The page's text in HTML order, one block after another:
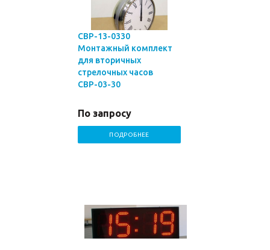
СВР-13-0330
Монтажный комплект
для вторичных
стрелочных часов
СВР-03-30
По запросу
ПОДРОБНЕЕ